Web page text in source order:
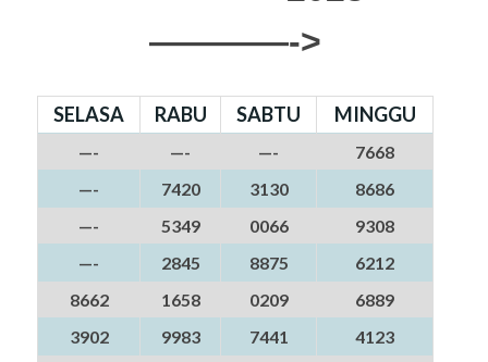
————->
SELASA RABU SABTU MINGGU
—- —- —-
7668
—-
7420 3130
8686
—-
5349 0066
9308
—-
2845 8875
6212
8662
1658 0209
6889
3902
9983 7441
4123